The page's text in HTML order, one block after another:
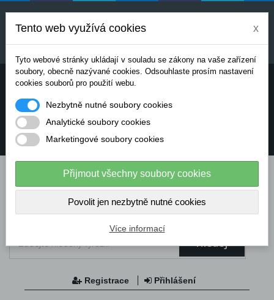
Uvedené ceny jsou orientační a mohou se měnit v
závislosti na aktuálních cenách výrobců a
dodavatelů. Pro přesnou cenovou nabídku prosím
Potřebujete poradit? Chcete objednávat telefonicky:
info@dataflex-security.com
Hledej
Registrace Přihlášení
Tento web využívá cookies x
Tyto webové stránky ukládají v souladu se zákony na vaše zařízení
soubory, obecně nazývané cookies. Odsouhlaste prosím nastavení
cookies souborů pro použití webu.
Nezbytně nutné soubory cookies
Analytické soubory cookies
Marketingové soubory cookies
Přijmout všechny soubory cookies
Povolit jen nezbytně nutné cookies
Více informací